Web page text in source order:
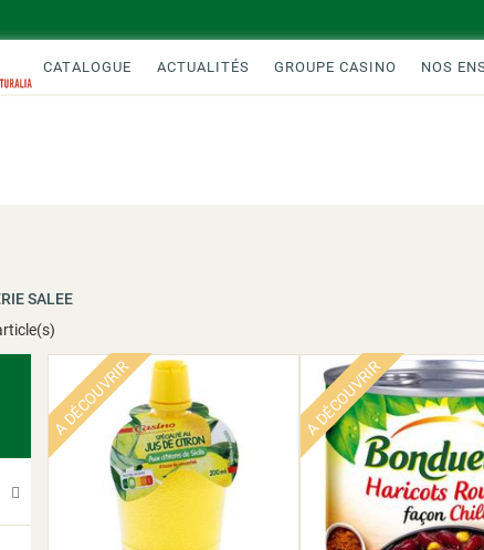
CATALOGUE ACTUALITÉS GROUPE CASINO NOS
SALEE
A DÉCOUVRIR A DÉCOUVRIR